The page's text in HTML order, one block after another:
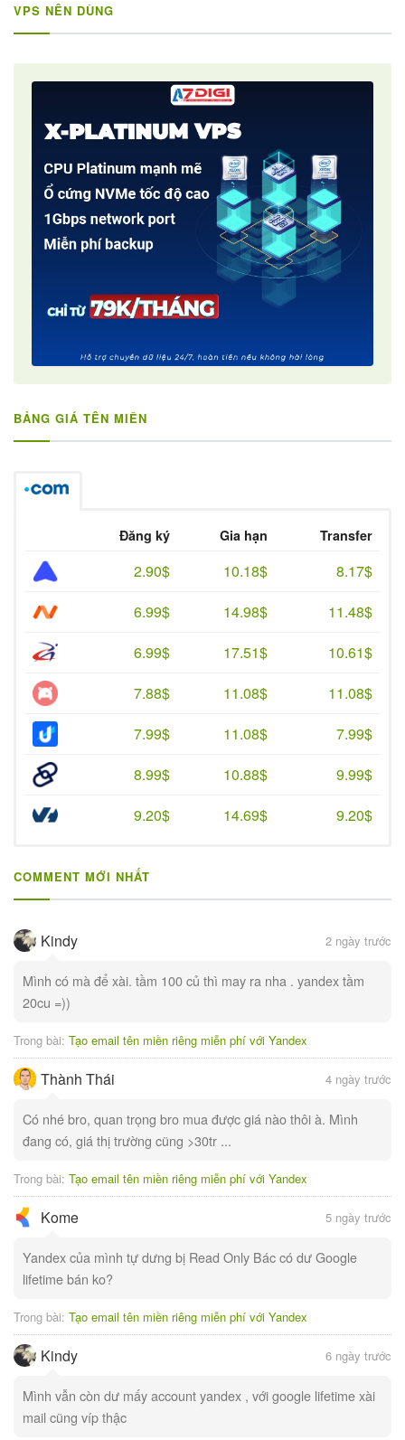
VPS NÊN DÙNG
BẢNG GIÁ TÊN MIỀN
Đăng ký Gia hạn Transfer
2.90$ 10.18$
8.17$
6.99$
14.98$
11.48$
6.99$
17.51$
10.61$
7.88$
11.08$
11.08$
7.99$
11.08$
7.99$
8.99$
10.88$
9.99$
9.20$
14.69$ 9.20$
COMMENT MỚI NHẤT
Kindy 2 ngày trước
Mình có mà để xài. tầm 100 củ thì may ra nha . yandex tầm
20cu =))
Trong bài: Tạo email tên miền riêng miễn phí với Yandex
Thành Thái 4 ngày trước
Có nhé bro, quan trọng bro mua được giá nào thôi à. Mình
đang có, giá thị trường cũng >30tr ...
Trong bài: Tạo email tên miền riêng miễn phí với Yandex
Kome 5 ngày trước
Yandex của mình tự dưng bị Read Only Bác có dư Google
lifetime bán ko?
Trong bài: Tạo email tên miền riêng miễn phí với Yandex
Kindy 6 ngày trước
Mình vẫn còn dư mấy account yandex , với google lifetime xài
mail cũng víp thậc